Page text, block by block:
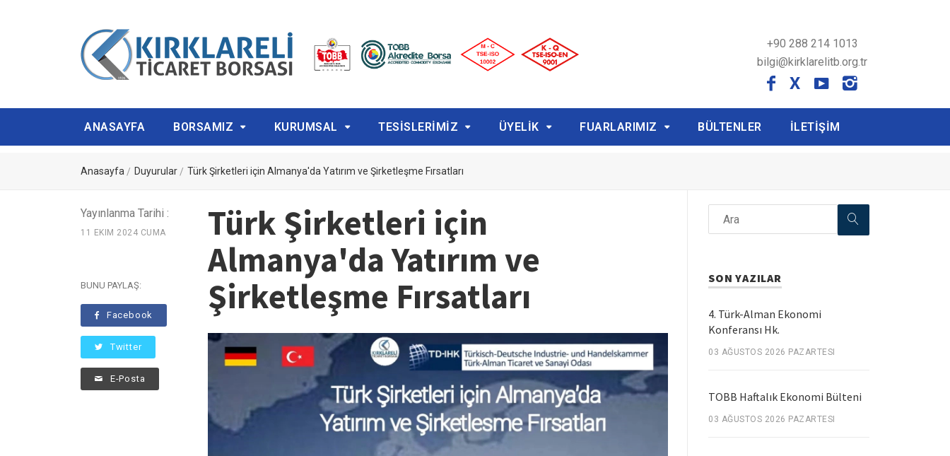
+90 288 214 1013
bilgi@kirklarelitb.org.tr
X
ANASAYFA BORSAMIZ KURUMSAL TESİSLERİMİZ ÜYELİK FUARLARIMIZ BÜLTENLER İLETİŞİM
Anasayfa Duyurular Türk Şirketleri için Almanya'da Yatırım ve Şirketleşme Fırsatları
Yayınlanma Tarihi :
11 EKIM 2024 CUMA
BUNU PAYLAŞ:
Facebook
Twitter
E-Posta
Türk Şirketleri için
Almanya'da Yatırım ve
Şirketleşme Fırsatları
SON YAZILAR
4. Türk-Alman Ekonomi
Konferansı Hk.
03 AĞUSTOS 2026 PAZARTESI
TOBB Haftalık Ekonomi Bülteni
03 AĞUSTOS 2026 PAZARTESI